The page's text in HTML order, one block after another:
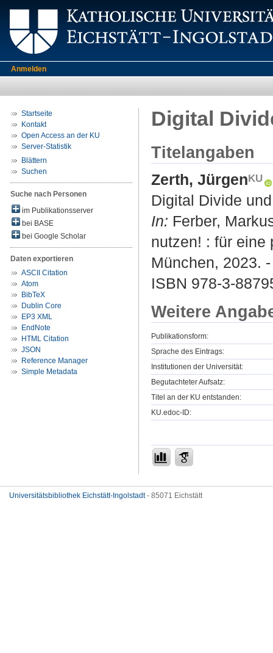
Anmelden
Startseite
Kontakt
Open Access an der KU
Server-Statistik
Blättern
Suchen
Suche nach Personen
im Publikationsserver
bei BASE
bei Google Scholar
Daten exportieren
ASCII Citation
Atom
BibTeX
Dublin Core
EP3 XML
EndNote
HTML Citation
JSON
Reference Manager
Simple Metadata
Digital
Titelangaben
Zerth, Jürgen
Digital Divide
In: Ferber,
nutzen! : für eine
München, 2023.
ISBN 978-3-
Weitere
Publikationsform:
Sprache des Eintrags:
Institutionen der Universität:
Begutachteter Aufsatz:
Titel an der KU entstanden:
KU.edoc-ID:
Universitätsbibliothek Eichstätt-Ingolstadt- 85071 Eichstätt